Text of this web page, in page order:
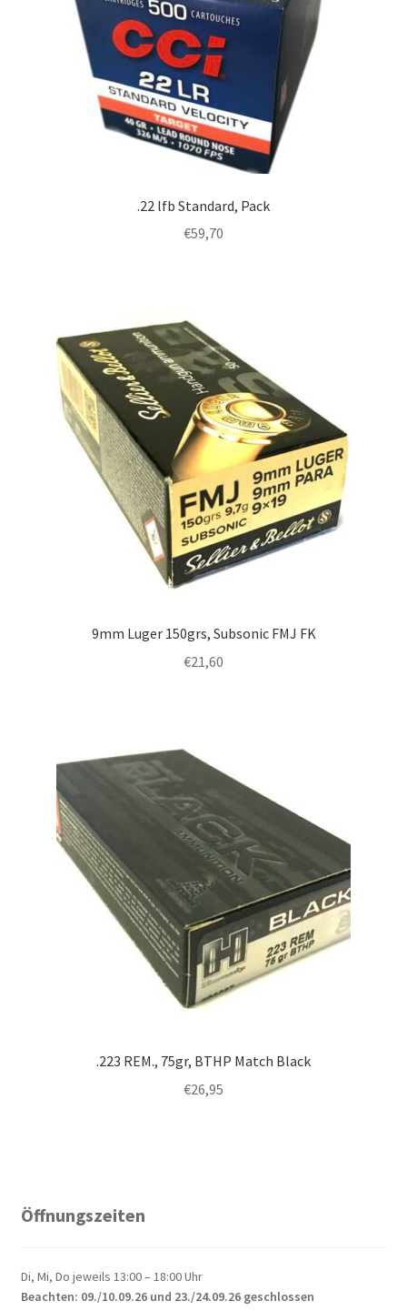
.22 lfb Standard, Pack
€59,70
9mm Luger 150grs, Subsonic FMJ FK
€21,60
.223 REM., 75gr, BTHP Match Black
€26,95
Öffnungszeiten
Di, Mi, Do jeweils 13:00 – 18:00 Uhr
Beachten: 09./10.09.26 und 23./24.09.26 geschlossen